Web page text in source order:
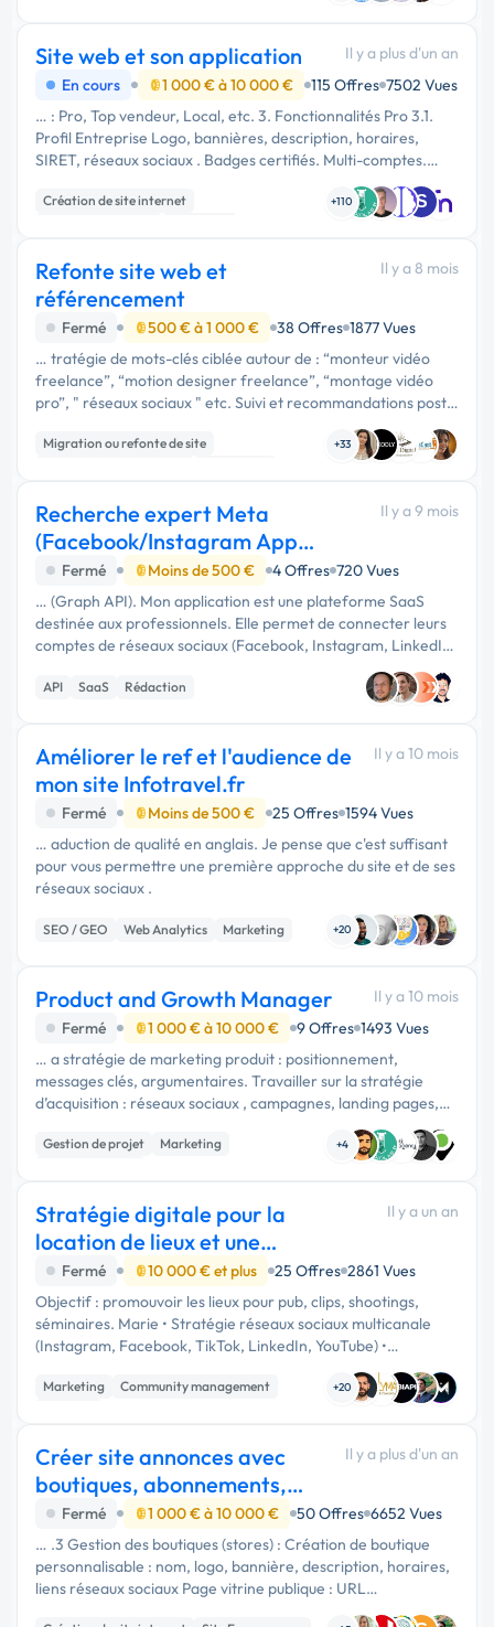
Site web et son application
Il y a plus d'un an
En cours
1 000 € à 10 000 € 115 Offres 7502 Vues
… : Pro, Top vendeur, Local, etc. 3. Fonctionnalités Pro 3.1.
Profil Entreprise Logo, bannières, description, horaires,
SIRET, réseaux sociaux . Badges certifiés. Multi-comptes.
Statistiques publiques. Intégration Google Business. 3.2.
Outils de …
Création de site internet
+110 S
Refonte site web et
référencement
Il y a 8 mois
Fermé 500 € à 1 000 € 38 Offres 1877 Vues
… tratégie de mots-clés ciblée autour de : “monteur vidéo
freelance”, “motion designer freelance”, “montage vidéo
pro”, " réseaux sociaux " etc. Suivi et recommandations post-
livraison. 3. Livrables attendus Site web complet, …
Migration ou refonte de site
+33
Recherche expert Meta
(Facebook/Instagram App
Review) pour validation
Il y a 9 mois
Fermé Moins de 500 € 4 Offres 720 Vues
… (Graph API). Mon application est une plateforme SaaS
destinée aux professionnels. Elle permet de connecter leurs
comptes de réseaux sociaux (Facebook, Instagram, LinkedIn,
etc.) pour : • Publier automatiquement du contenu généré par
IA, • …
API SaaS Rédaction
Améliorer le ref et l'audience de
mon site Infotravel.fr
Il y a 10 mois
Fermé Moins de 500 € 25 Offres 1594 Vues
… aduction de qualité en anglais. Je pense que c'est suffisant
pour vous permettre une première approche du site et de ses
réseaux sociaux .
SEO / GEO Web Analytics Marketing +20
Product and Growth Manager
Il y a 10 mois
Fermé
1 000 € à 10 000 € 9 Offres 1493 Vues
… a stratégie de marketing produit : positionnement,
messages clés, argumentaires. Travailler sur la stratégie
d’acquisition : réseaux sociaux , campagnes, landing pages,
partenariats. Contribuer à la création des contenus
marketing : …
Gestion de projet
Marketing
+4
Stratégie digitale pour la
location de lieux et une
entreprise de réno
Il y a un an
Fermé 10 000 € et plus 25 Offres 2861 Vues
Objectif : promouvoir les lieux pour pub, clips, shootings,
séminaires. Marie • Stratégie réseaux sociaux multicanale
(Instagram, Facebook, TikTok, LinkedIn, YouTube) •
Élaboration du calendrier éditorial et déclinaisons visuelles
adaptées à …
Marketing
Community management
+20
Créer site annonces avec
boutiques, abonnements,
paiement, responsive.
Il y a plus d'un an
Fermé 1 000 € à 10 000 € 50 Offres 6652 Vues
… .3 Gestion des boutiques (stores) : Création de boutique
personnalisable : nom, logo, bannière, description, horaires,
liens réseaux sociaux Page vitrine publique : URL
personnalisée (ex: site.com/store/nomduvendeur)